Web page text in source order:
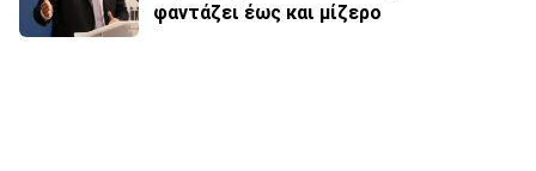
φαντάζει έως και μίζερο